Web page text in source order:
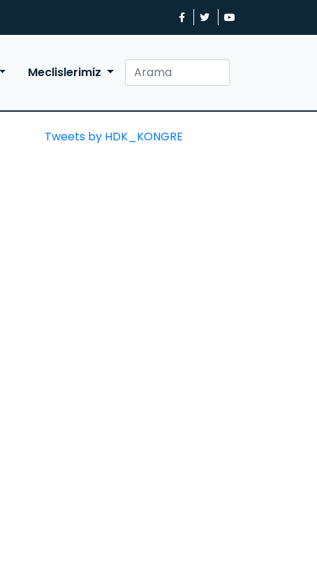
Meclislerimiz
Tweets by HDK_KONGRE